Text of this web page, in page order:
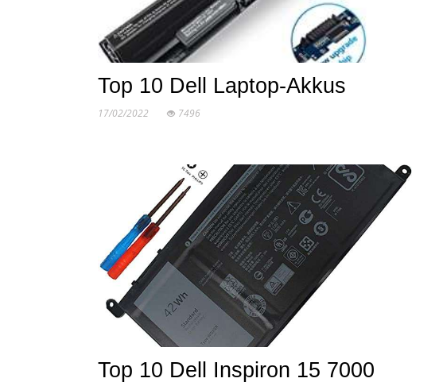
Top 10 Dell Laptop-Akkus
17/02/2022 7496
Top 10 Dell Inspiron 15 7000